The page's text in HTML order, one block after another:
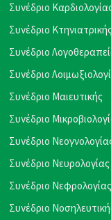
Συνέδριο
Συνέδριο Κτηνιατρικής
Συνέδριο
Συνέδριο
Συνέδριο Μαιευτικής
Συνέδριο
Συνέδριο
Συνέδριο Νευρολογίας
Συνέδριο Νεφρολογίας
Συνέδριο